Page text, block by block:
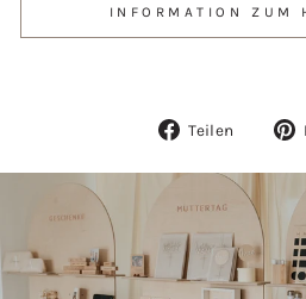
INFORMATION ZUM
Teilen
Auf